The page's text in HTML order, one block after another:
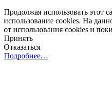
Продолжая использовать этот
использование cookies. На
от использования cookies и
Принять
Отказаться
Подробнее…